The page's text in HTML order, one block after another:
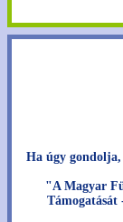
Ha úgy
"A Magyar
Támogatását